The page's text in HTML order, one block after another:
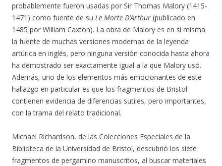
probablemente fueron usadas por Sir Thomas Malory (1415-
1471) como fuente de su Le Morte D’Arthur (publicado en
1485 por William Caxton). La obra de Malory es en sí misma
la fuente de muchas versiones modernas de la leyenda
artúrica en inglés, pero ninguna versión conocida hasta ahora
ha demostrado ser exactamente igual a la que Malory usó.
Además, uno de los elementos más emocionantes de este
hallazgo en particular es que los fragmentos de Bristol
contienen evidencia de diferencias sutiles, pero importantes,
con la trama del relato tradicional.
Michael Richardson, de las Colecciones Especiales de la
Biblioteca de la Universidad de Bristol, descubrió los siete
fragmentos de pergamino manuscritos, al buscar materiales